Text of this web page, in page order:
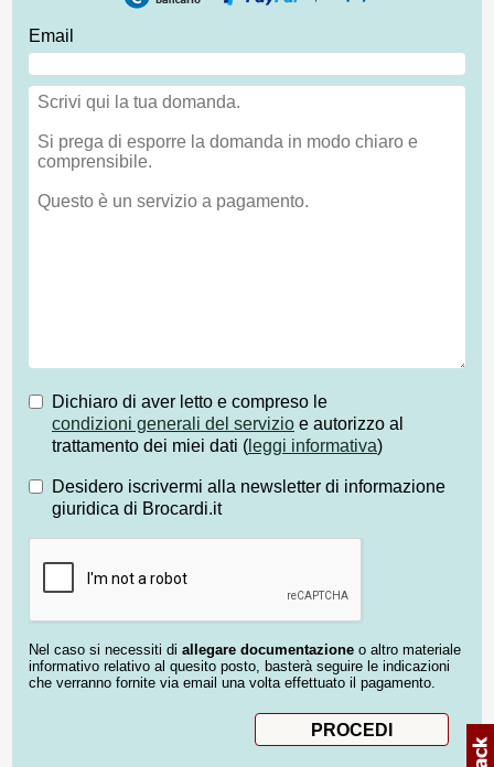
Email
Dichiaro di aver letto e compreso le
condizioni generali del servizio e autorizzo al
trattamento dei miei dati ( leggi informativa)
Desidero iscrivermi alla newsletter di informazione
giuridica di Brocardi.it
Nel caso si necessiti di allegare documentazione o altro materiale
informativo relativo al quesito posto, basterà seguire le indicazioni
che verranno fornite via email una volta effettuato il pagamento.